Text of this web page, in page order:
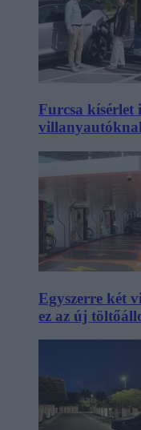
Furcsa
Egyszerre két
ez az új